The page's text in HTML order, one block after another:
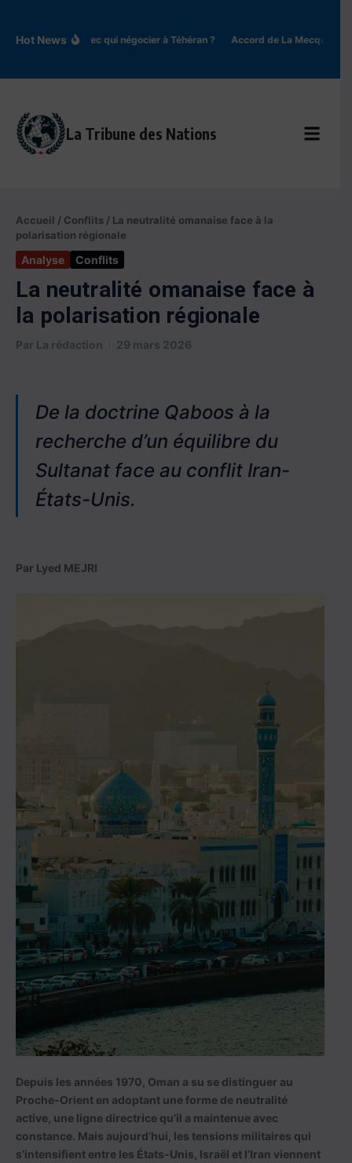
Hot NewsIran : avec qui négocier à Téhéran ? Accord de La Mecque :
La Tribune des Nations
Accueil / Conflits / La neutralité omanaise face à la
polarisation régionale
Analyse Conflits
La neutralité omanaise face à
la polarisation régionale
Par La rédaction 29 mars 2026
De la doctrine Qaboos à la
recherche d’un équilibre du
Sultanat face au conflit Iran-
États-Unis.
Par Lyed MEJRI
Depuis les années 1970, Oman a su se distinguer au
Proche-Orient en adoptant une forme de neutralité
active, une ligne directrice qu’il a maintenue avec
constance. Mais aujourd’hui, les tensions militaires qui
s’intensifient entre les États-Unis, Israël et l’Iran viennent